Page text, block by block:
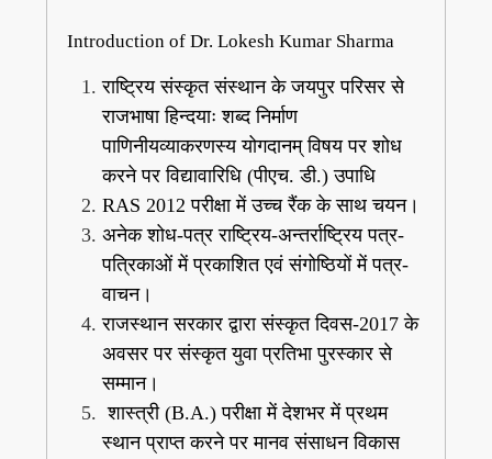
Introduction of Dr. Lokesh Kumar Sharma
राष्ट्रिय संस्कृत संस्थान के जयपुर परिसर से
राजभाषा हिन्दयाः शब्द निर्माण
पाणिनीयव्याकरणस्य योगदानम् विषय पर शोध
करने पर विद्यावारिधि (पीएच. डी.) उपाधि
RAS 2012 परीक्षा में उच्च रैंक के साथ चयन।
अनेक शोध-पत्र राष्ट्रिय-अन्तर्राष्ट्रिय पत्र-
पत्रिकाओं में प्रकाशित एवं संगोष्ठियों में पत्र-
वाचन।
राजस्थान सरकार द्वारा संस्कृत दिवस-2017 के
अवसर पर संस्कृत युवा प्रतिभा पुरस्कार से
सम्मान।
शास्त्री (B.A.) परीक्षा में देशभर में प्रथम
स्थान प्राप्त करने पर मानव संसाधन विकास